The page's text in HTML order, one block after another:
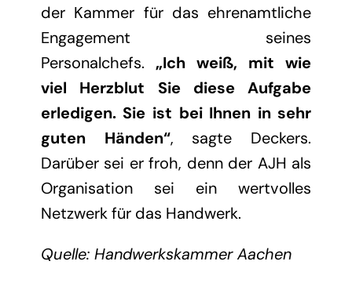
der Kammer für das ehrenamtliche
Engagement seines
Personalchefs. „Ich weiß, mit wie
viel Herzblut Sie diese Aufgabe
erledigen. Sie ist bei Ihnen in sehr
guten Händen“, sagte Deckers.
Darüber sei er froh, denn der AJH als
Organisation sei ein wertvolles
Netzwerk für das Handwerk.
Quelle: Handwerkskammer Aachen